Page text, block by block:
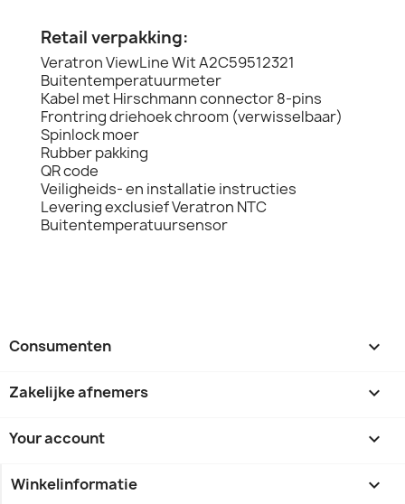
Retail verpakking:
Veratron ViewLine Wit A2C59512321
Buitentemperatuurmeter
Kabel met Hirschmann connector 8-pins
Frontring driehoek chroom (verwisselbaar)
Spinlock moer
Rubber pakking
QR code
Veiligheids- en installatie instructies
Levering exclusief Veratron NTC
Buitentemperatuursensor
Consumenten 
Zakelijke afnemers 
Your account 
Winkelinformatie keyboard_arrow_down